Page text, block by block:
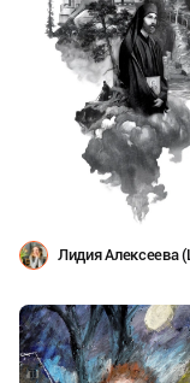
Лидия Алексеева